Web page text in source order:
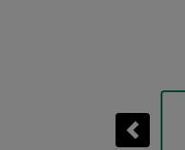
Previous